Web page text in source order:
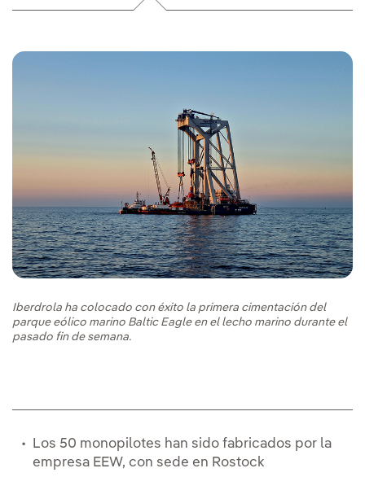
Iberdrola ha colocado con éxito la primera cimentación del
parque eólico marino Baltic Eagle en el lecho marino durante el
pasado fin de semana.
Los 50 monopilotes han sido fabricados por la
empresa EEW, con sede en Rostock